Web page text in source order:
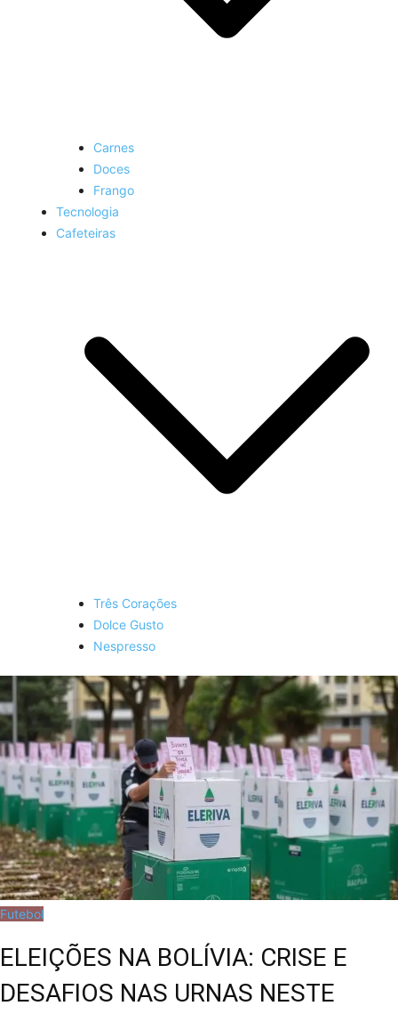
Carnes
Doces
Frango
Tecnologia
Cafeteiras
Três Corações
Dolce Gusto
Nespresso
Futebol
ELEIÇÕES NA BOLÍVIA: CRISE E
DESAFIOS NAS URNAS NESTE